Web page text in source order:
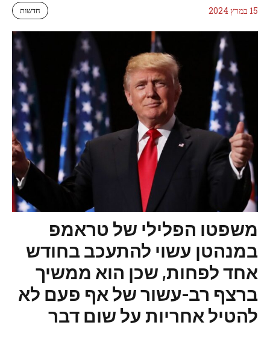
15 במרץ 2024 חדשות
משפטו הפלילי של טראמפ
במנהטן עשוי להתעכב בחודש
אחד לפחות, שכן הוא ממשיך
ברצף רב-עשור של אף פעם לא
להטיל אחריות על שום דבר